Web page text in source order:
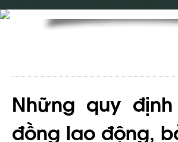
Những quy
đồng lao động,